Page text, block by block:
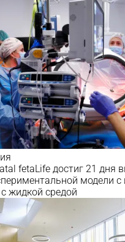
fetaLife достиг 21 дня
модели
жидкой средой